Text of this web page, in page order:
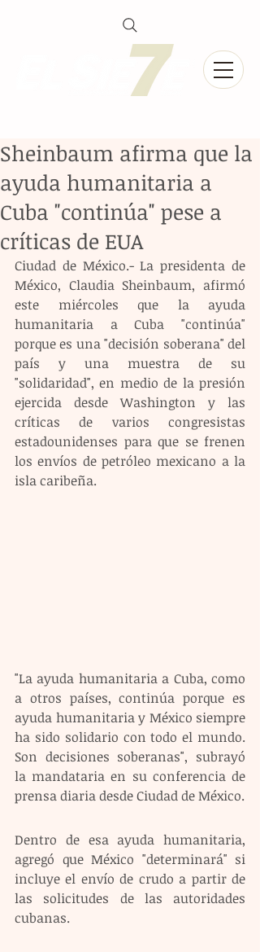
Sheinbaum afirma que la
ayuda humanitaria a
Cuba "continúa" pese a
críticas de EUA
Ciudad de México.- La presidenta de
México, Claudia Sheinbaum, afirmó
este miércoles que la ayuda
humanitaria a Cuba "continúa"
porque es una "decisión soberana" del
país y una muestra de su
"solidaridad", en medio de la presión
ejercida desde Washington y las
críticas de varios congresistas
estadounidenses para que se frenen
los envíos de petróleo mexicano a la
isla caribeña.
"La ayuda humanitaria a Cuba, como
a otros países, continúa porque es
ayuda humanitaria y México siempre
ha sido solidario con todo el mundo.
Son decisiones soberanas", subrayó
la mandataria en su conferencia de
Dentro de esa ayuda humanitaria,
agregó que México "determinará" si
incluye el envío de crudo a partir de
las solicitudes de las autoridades
cubanas.